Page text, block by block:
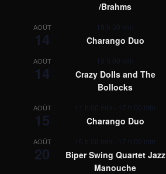
/Brahms
AOÛT
14
18 h 30 min
Charango Duo
AOÛT
14
19 h 00 min
Crazy Dolls and The
Bollocks
AOÛT
15
11 h 00 min - 17 h 00 min
Charango Duo
AOÛT
20
16 h 00 min - 17 h 00 min
Biper Swing Quartet Jazz
Manouche